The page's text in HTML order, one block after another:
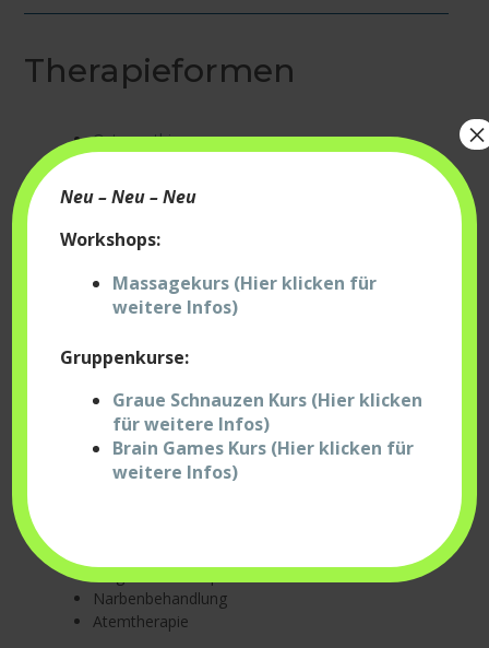
Therapieformen
Osteopathie
Segment-, BGM-, Faszientherapie nach
Szperling©
Gangbildanalyse
Unterwasserlaufband Training
Trockenlaufband Training
Low-Level Lasertherapie/Laserakupunktur
Hundefitnesstraining
Ernährungsberatung mit Schwerpunkt BARF
Therapeutische Massage & Breuss Massage
Blutegeltherapie
Manuelle Therapie
Neurologische Behandlung
Kinesiologisches Taping
Manuelle Lymphdrainage
Narbenbehandlung
Atemtherapie
Neu – Neu – Neu
Workshops:
Massagekurs (Hier klicken für
weitere Infos)
Gruppenkurse:
Graue Schnauzen Kurs (Hier klicken
für weitere Infos)
Brain Games Kurs (Hier klicken für
weitere Infos)
×